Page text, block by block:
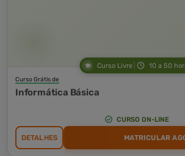
Curso Livre 10 a 50
Curso Grátis de
Informática Básica
CURSO ON-LINE
DETALHES MATRICULAR